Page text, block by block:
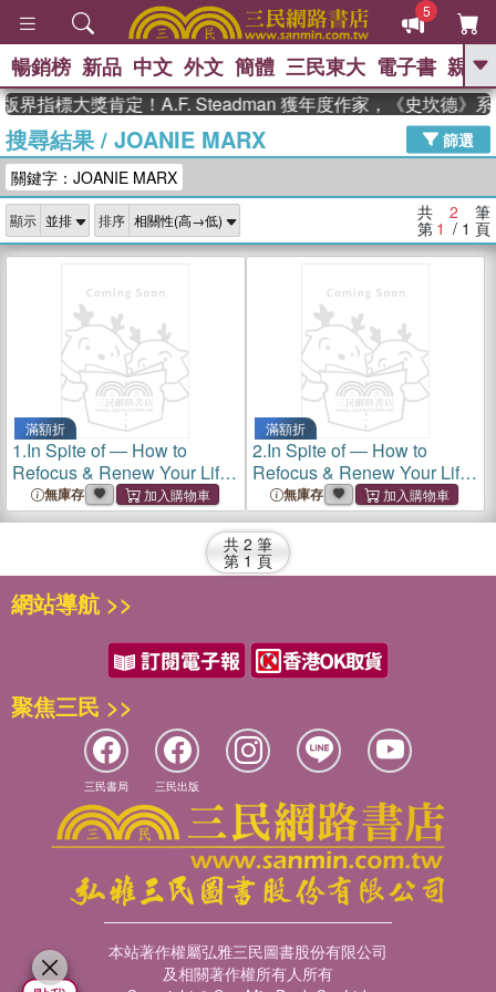
5
GO
熱搜： 高希均教授回憶錄
、 The Odyssey 、 父親節 、 如果歷
獎 臺灣漫遊錄 、 方念華 、 台灣的李
登輝時代
數學女孩：黎曼猜想 、
偉大的迷走神經
暢銷榜 新品 中文 外文 簡體 三民東大 電子書 親子
界指標大獎肯定！A.F. Steadman 獲年度作家，《史坎德》
搜尋結果/ JOANIE MARX
篩選
關鍵字：JOANIE MARX
顯示 排序 共 2 筆
第 1 / 1 頁
滿額折
1.In Spite of ― How to
Refocus & Renew Your Life
in Spite of the Obstacles on
the Path to Love &
無庫存
滿額折
2.In Spite of ― How to
Refocus & Renew Your Life
in Spite of the Obstacles on
the Path to Love &
Happiness
無庫存
共 2 筆
第 1 頁
網站導航 >>
聚焦三民 >>
三民書局 三民出版
本站著作權屬弘雅三民圖書股份有限公司
及相關著作權所有人所有